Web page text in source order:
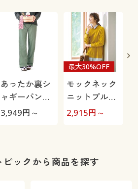
あったか裏シ
ャギーパンツ
(防寒パンツ・
い・人気商
3,949円～
モックネック
ニットプルオ
ーバー(洗濯機
最大30%OFF
2,915円～
ピックから商品を探す